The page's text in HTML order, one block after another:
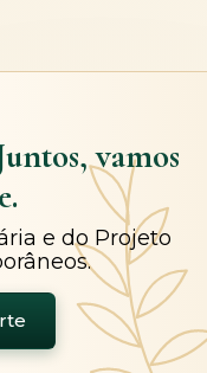
vamos
e do Projeto